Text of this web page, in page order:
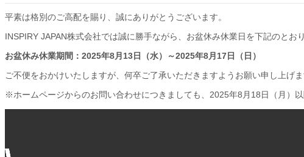
平素は格別のご高配を賜り、誠にありがとうございます。
INSPIRY JAPAN株式会社では誠に勝手ながら、お盆休み休業日を下記のとお
お盆休み休業期間：2025年8月13日（水）～2025年8月17日（日）
ご不便をおかけいたしますが、何卒ご了承いただきますようお願い申し上げま
※ホームページからのお問い合わせにつきましても、2025年8月18日（月）以